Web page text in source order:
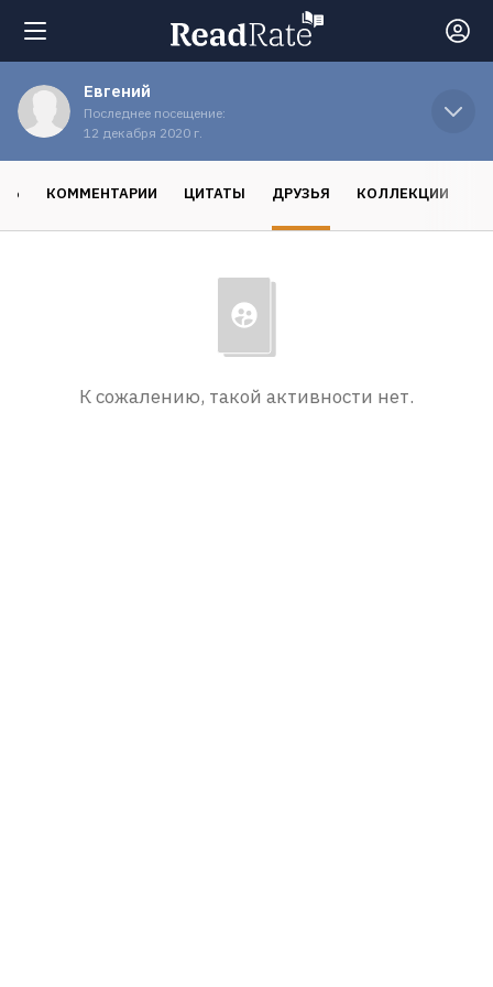
Поиск
Экранизации
Евгений
Последнее посещение:
12 декабря 2020 г.
КОММЕНТАРИИ ЦИТАТЫ ДРУЗЬЯ КОЛЛЕКЦИИ
К сожалению, такой активности нет.